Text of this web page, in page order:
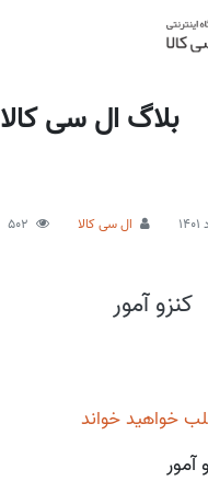
بلاگ ال سی کالا
ال سی کالا 502
کنزو آمور
خواهید خواند
آمور